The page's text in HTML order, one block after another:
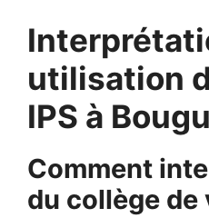
utilisation
IPS à
Comment
du collège